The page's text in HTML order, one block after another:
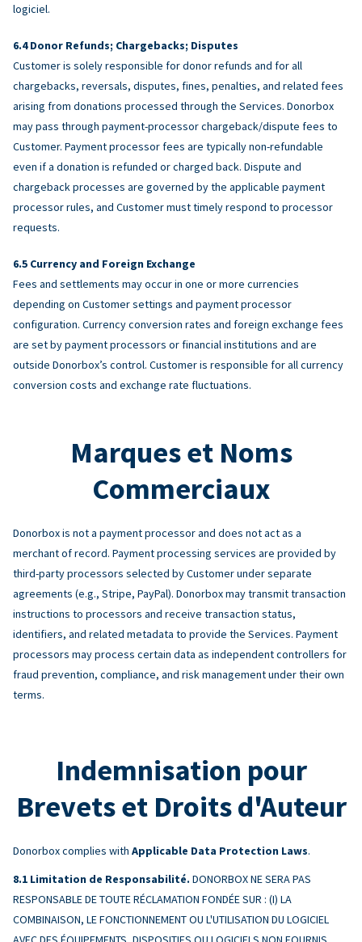
logiciel.
Donor Refunds; Chargebacks; Disputes
Customer is solely responsible for donor refunds and for all
chargebacks, reversals, disputes, fines, penalties, and related fees
arising from donations processed through the Services. Donorbox
may pass through payment-processor chargeback/dispute fees to
Customer. Payment processor fees are typically non-refundable
even if a donation is refunded or charged back. Dispute and
chargeback processes are governed by the applicable payment
processor rules, and Customer must timely respond to processor
requests.
Currency and Foreign Exchange
Fees and settlements may occur in one or more currencies
depending on Customer settings and payment processor
configuration. Currency conversion rates and foreign exchange fees
are set by payment processors or financial institutions and are
outside Donorbox’s control. Customer is responsible for all currency
conversion costs and exchange rate fluctuations.
Marques et Noms
Commerciaux
Donorbox is not a payment processor and does not act as a
merchant of record. Payment processing services are provided by
third-party processors selected by Customer under separate
agreements (e.g., Stripe, PayPal). Donorbox may transmit transaction
instructions to processors and receive transaction status,
identifiers, and related metadata to provide the Services. Payment
processors may process certain data as independent controllers for
fraud prevention, compliance, and risk management under their own
terms.
Indemnisation pour
Brevets et Droits d'Auteur
Donorbox complies with Applicable Data Protection Laws.
Limitation de Responsabilité. DONORBOX NE SERA PAS
RESPONSABLE DE TOUTE RÉCLAMATION FONDÉE SUR : (I) LA
COMBINAISON, LE FONCTIONNEMENT OU L'UTILISATION DU LOGICIEL